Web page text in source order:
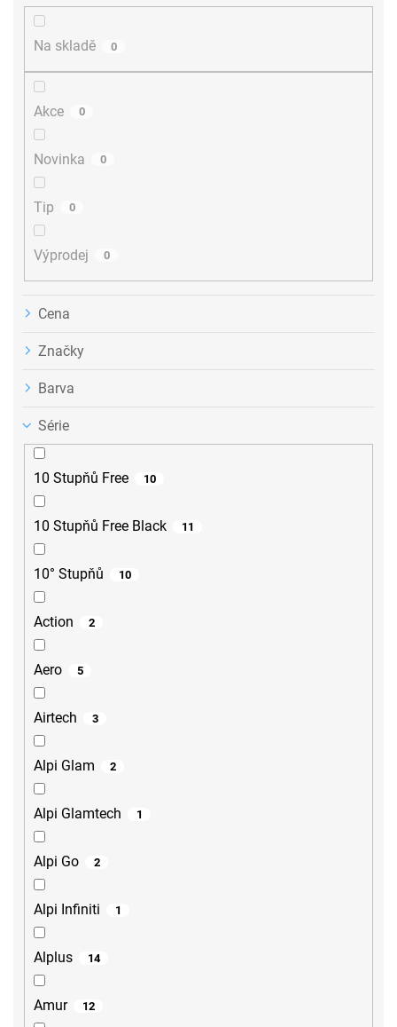
Na skladě 0
Akce 0
Novinka 0
Tip 0
Výprodej 0
Cena
Značky
Barva
Série
10 Stupňů Free 10
10 Stupňů Free Black 11
10° Stupňů 10
Action 2
Aero 5
Airtech 3
Alpi Glam 2
Alpi Glamtech 1
Alpi Go 2
Alpi Infiniti 1
Alplus 14
Amur 12